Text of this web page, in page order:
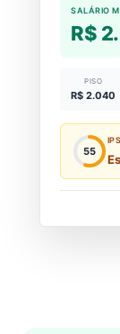
SALÁRIO
R$
PISO
R$ 2.040
55